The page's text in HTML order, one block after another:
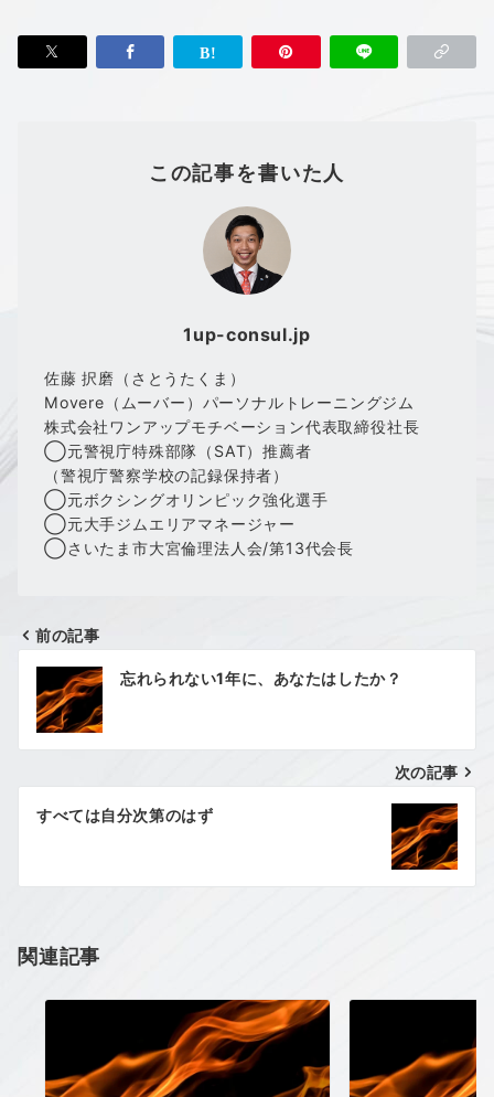
この記事を書いた人
1up-consul.jp
佐藤 択磨（さとうたくま）
Movere（ムーバー）パーソナルトレーニングジム
株式会社ワンアップモチベーション代表取締役社長
◯元警視庁特殊部隊（SAT）推薦者
（警視庁警察学校の記録保持者）
◯元ボクシングオリンピック強化選手
◯元大手ジムエリアマネージャー
◯さいたま市大宮倫理法人会/第13代会長
投
稿
ナ
ゲ
シ
ン
前の記事
忘れられない1年に、あなたはしたか？
次の記事
すべては自分次第のはず
関連記事